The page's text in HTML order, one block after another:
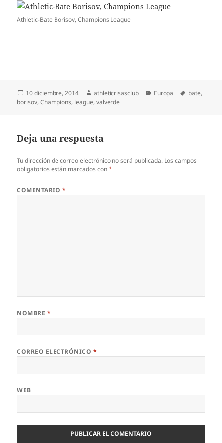
Athletic-Bate Borisov, Champions League
Publicado
el
10 diciembre, 2014 Autor
athleticrisasclub Categorías
Europa Etiquetas
bate,
borisov,Champions, league,valverde
Deja una respuesta
Tu dirección de correo electrónico no será publicada. Los campos
obligatorios están marcados con*
COMENTARIO *
NOMBRE *
CORREO ELECTRÓNICO *
WEB